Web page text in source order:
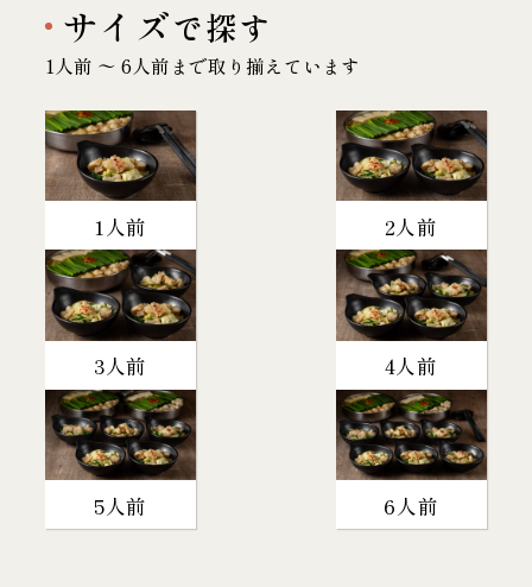
サイズで探す
1人前 〜 6人前まで取り揃えています
1人前 2人前
3人前 4人前
5人前 6人前